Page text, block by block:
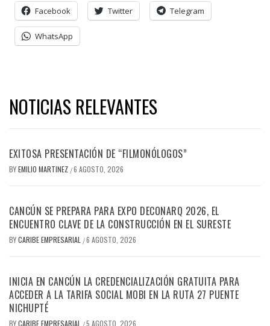
Facebook Twitter Telegram
WhatsApp
NOTICIAS RELEVANTES
EXITOSA PRESENTACIÓN DE “FILMONÓLOGOS”
BYEMILIO MARTINEZ /6 AGOSTO, 2026
CANCÚN SE PREPARA PARA EXPO DECONARQ 2026, EL
ENCUENTRO CLAVE DE LA CONSTRUCCIÓN EN EL SURESTE
BYCARIBE EMPRESARIAL /6 AGOSTO, 2026
INICIA EN CANCÚN LA CREDENCIALIZACIÓN GRATUITA PARA
ACCEDER A LA TARIFA SOCIAL MOBI EN LA RUTA 27 PUENTE
NICHUPTÉ
BYCARIBE EMPRESARIAL /5 AGOSTO, 2026